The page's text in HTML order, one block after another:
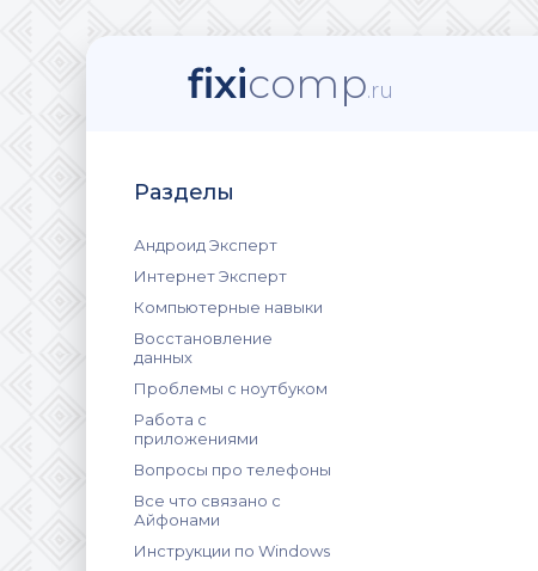
fixicomp.ru
Разделы
Андроид Эксперт
Интернет Эксперт
Компьютерные навыки
Восстановление
данных
Проблемы с ноутбуком
Работа с
приложениями
Вопросы про телефоны
Все что связано с
Айфонами
Инструкции по Windows